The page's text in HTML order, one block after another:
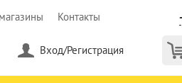
Контакты
Вход/Регистрация